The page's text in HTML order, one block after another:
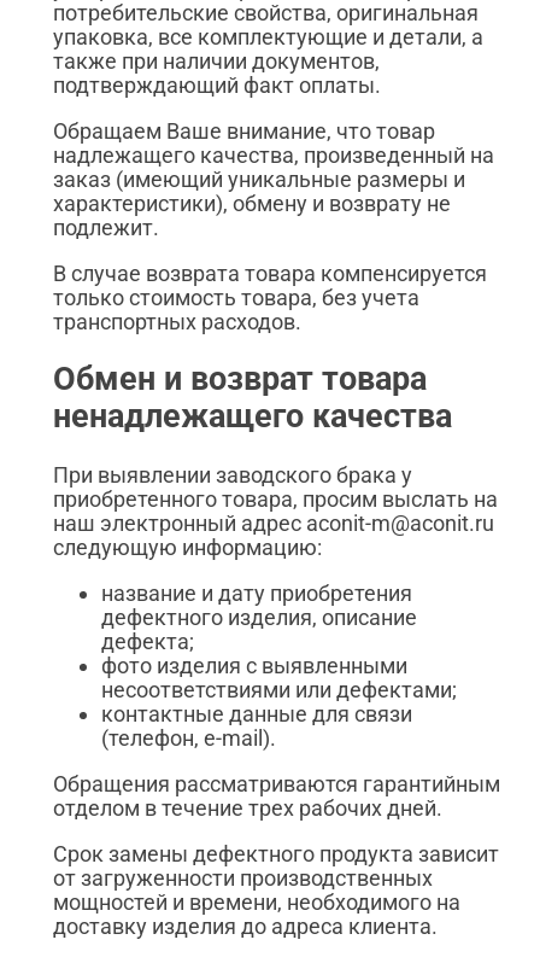
потребительские свойства, оригинальная
упаковка, все комплектующие и детали, а
также при наличии документов,
подтверждающий факт оплаты.
Обращаем Ваше внимание, что товар
надлежащего качества, произведенный на
заказ (имеющий уникальные размеры и
характеристики), обмену и возврату не
подлежит.
В случае возврата товара компенсируется
только стоимость товара, без учета
транспортных расходов.
Обмен и возврат товара
ненадлежащего качества
При выявлении заводского брака у
приобретенного товара, просим выслать на
наш электронный адрес aconit-m@aconit.ru
следующую информацию:
название и дату приобретения
дефектного изделия, описание
дефекта;
фото изделия с выявленными
несоответствиями или дефектами;
контактные данные для связи
(телефон, e-mail).
Обращения рассматриваются гарантийным
отделом в течение трех рабочих дней.
Срок замены дефектного продукта зависит
от загруженности производственных
мощностей и времени, необходимого на
доставку изделия до адреса клиента.